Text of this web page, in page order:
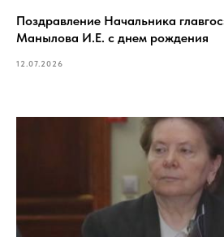
Поздравление Начальника
Манылова И.Е. с днем рождения
12.07.2026